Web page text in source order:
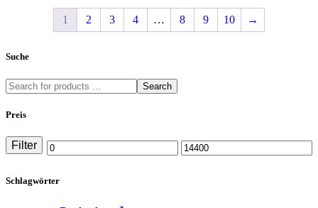
1 2 3 4 … 8 9 10 →
Suche
Search
Preis
Min Max
Filter
Schlagwörter